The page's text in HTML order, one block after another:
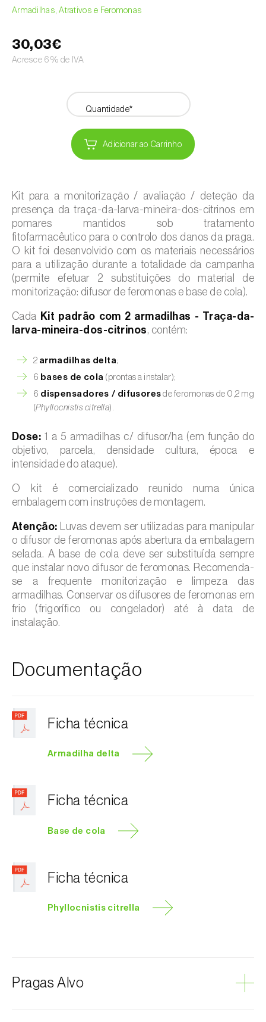
Armadilhas, Atrativos e Feromonas
30,03€
Acresce 6% de IVA
Quantidade*
Adicionar ao Carrinho
Kit para a monitorização / avaliação / deteção da
presença da traça-da-larva-mineira-dos-citrinos em
pomares mantidos sob tratamento
fitofarmacêutico para o controlo dos danos da praga.
O kit foi desenvolvido com os materiais necessários
para a utilização durante a totalidade da campanha
(permite efetuar 2 substituições do material de
monitorização: difusor de feromonas e base de cola).
Cada
Kit padrão com 2 armadilhas - Traça-da-
larva-mineira-dos-citrinos, contém:
2 armadilhas delta;
6 bases de cola (prontas a instalar);
6 dispensadores / difusores de feromonas de 0,2 mg
(Phyllocnistis citrella).
Dose: 1 a 5 armadilhas c/ difusor/ha (em função do
objetivo, parcela, densidade cultura, época e
intensidade do ataque).
O kit é comercializado reunido numa única
embalagem com instruções de montagem.
Atenção: Luvas devem ser utilizadas para manipular
o difusor de feromonas após abertura da embalagem
selada. A base de cola deve ser substituída sempre
que instalar novo difusor de feromonas. Recomenda-
se a frequente monitorização e limpeza das
armadilhas. Conservar os difusores de feromonas em
frio (frigorífico ou congelador) até à data de
instalação.
Documentação
Ficha técnica
Armadilha delta
Ficha técnica
Base de cola
Ficha técnica
Phyllocnistis citrella
Pragas Alvo